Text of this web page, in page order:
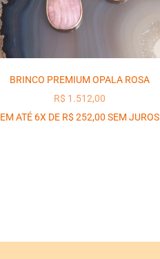
BRINCO PREMIUM OPALA ROSA
PREÇO PROMOCIONAL
R$ 1.512,00
EM ATÉ 6X DE R$ 252,00 SEM JUROS